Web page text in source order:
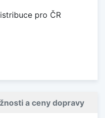
pro ČR
a ceny dopravy